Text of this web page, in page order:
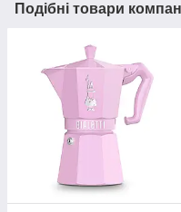
Подібні товари